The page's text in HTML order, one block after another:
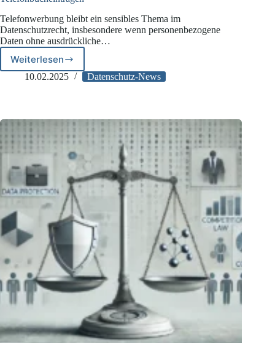
Telefonwerbung bleibt ein sensibles Thema im
Datenschutzrecht, insbesondere wenn personenbezogene
Daten ohne ausdrückliche…
Weiterlesen
BVerwG:
Telefonwerbung
10.02.2025 Datenschutz-News